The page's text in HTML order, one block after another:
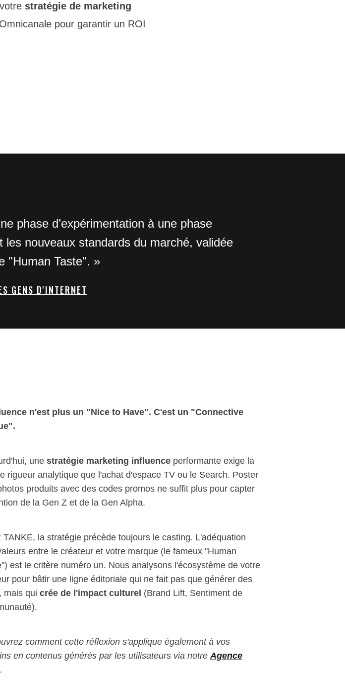
stratégie de marketing
pour garantir un ROI
phase d’expérimentation à une phase
les nouveaux standards du marché, validée
"Human Taste". »
GENS D'INTERNET
n'est plus un "Nice to Have". C'est un "Connective
une stratégie marketing influenceperformante exige la
rigueur analytique que l'achat d'espace TV ou le Search. Poster
produits avec des codes promos ne suffit plus pour capter
de la Gen Z et de la Gen Alpha.
TANKE, la stratégie précède toujours le casting. L'adéquation
entre le créateur et votre marque (le fameux "Human
est le critère numéro un. Nous analysons l'écosystème de votre
pour bâtir une ligne éditoriale qui ne fait pas que générer des
mais qui crée de l'impact culturel (Brand Lift, Sentiment de
comment cette réflexion s'applique également à vos
en contenus générés par les utilisateurs via notreAgence
.